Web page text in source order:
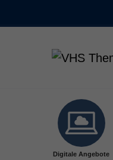
Digitale Angebote